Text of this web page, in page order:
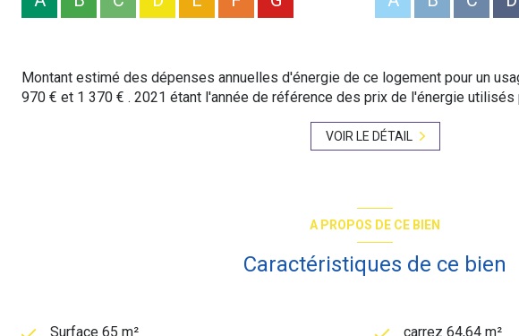
Montant estimé des dépenses annuelles d'énergie de ce logement pour un
970 € et 1 370 € . 2021 étant l'année de référence des prix de l'énergie
VOIR LE DÉTAIL
A PROPOS DE CE BIEN
Caractéristiques de ce bien
Surface 65 m² carrez 64,64 m²